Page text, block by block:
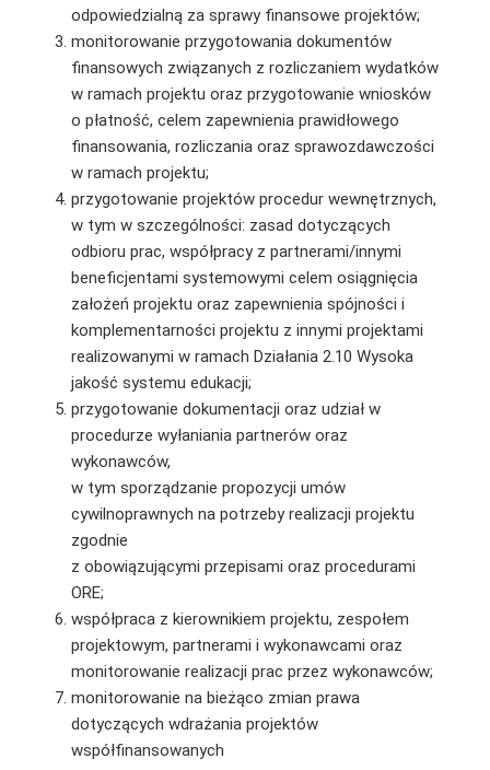
odpowiedzialną za sprawy finansowe projektów;
monitorowanie przygotowania dokumentów
finansowych związanych z rozliczaniem wydatków
w ramach projektu oraz przygotowanie wniosków
o płatność, celem zapewnienia prawidłowego
finansowania, rozliczania oraz sprawozdawczości
w ramach projektu;
przygotowanie projektów procedur wewnętrznych,
w tym w szczególności: zasad dotyczących
odbioru prac, współpracy z partnerami/innymi
beneficjentami systemowymi celem osiągnięcia
założeń projektu oraz zapewnienia spójności i
komplementarności projektu z innymi projektami
realizowanymi w ramach Działania 2.10 Wysoka
jakość systemu edukacji;
przygotowanie dokumentacji oraz udział w
procedurze wyłaniania partnerów oraz
wykonawców,
w tym sporządzanie propozycji umów
cywilnoprawnych na potrzeby realizacji projektu
zgodnie
z obowiązującymi przepisami oraz procedurami
ORE;
współpraca z kierownikiem projektu, zespołem
projektowym, partnerami i wykonawcami oraz
monitorowanie realizacji prac przez wykonawców;
monitorowanie na bieżąco zmian prawa
dotyczących wdrażania projektów
współfinansowanych